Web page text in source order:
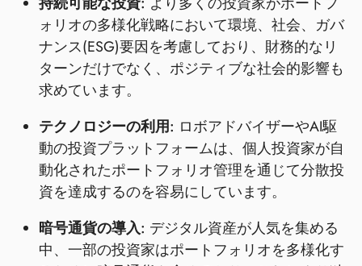
ォリオの多様化戦略において環境、社会、ガバ
ナンス(ESG)要因を考慮しており、財務的なリ
ターンだけでなく、ポジティブな社会的影響も
求めています。
テクノロジーの利用: ロボアドバイザーやAI駆
動の投資プラットフォームは、個人投資家が自
動化されたポートフォリオ管理を通じて分散投
資を達成するのを容易にしています。
暗号通貨の導入: デジタル資産が人気を集める
中、一部の投資家はポートフォリオを多様化す